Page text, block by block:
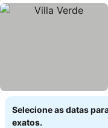
Selecione as datas
exatos.